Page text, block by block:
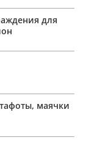
для
маячки